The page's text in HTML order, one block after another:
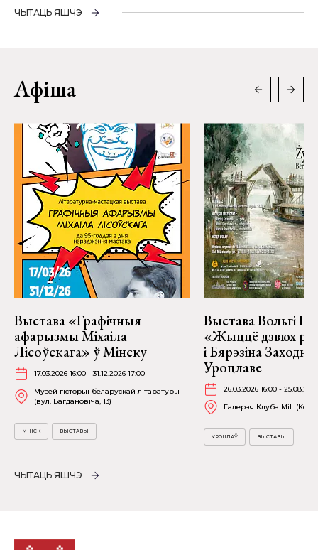
ЧЫТАЦЬ ЯШЧЭ
Афіша
Выстава «Графічныя
афарызмы Міхаіла
Лісоўскага» ў Мінску
17.03.2026 16:00 - 31.12.2026 17:00
Музей гісторыі беларускай літаратуры
(вул. Багдановіча, 13)
МІНСК ВЫСТАВЫ
Выстава Вольгі
«Жыццё дзвюх
і Бярэзіна
Уроцлаве
26.03.2026 16:00 -
Галерэя Клуба MiL
УРОЦЛАЎ ВЫСТАВЫ
ЧЫТАЦЬ ЯШЧЭ